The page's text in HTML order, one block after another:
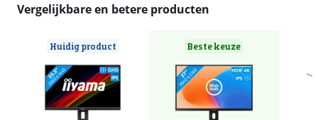
Vergelijkbare en betere producten
Huidig product Beste keuze